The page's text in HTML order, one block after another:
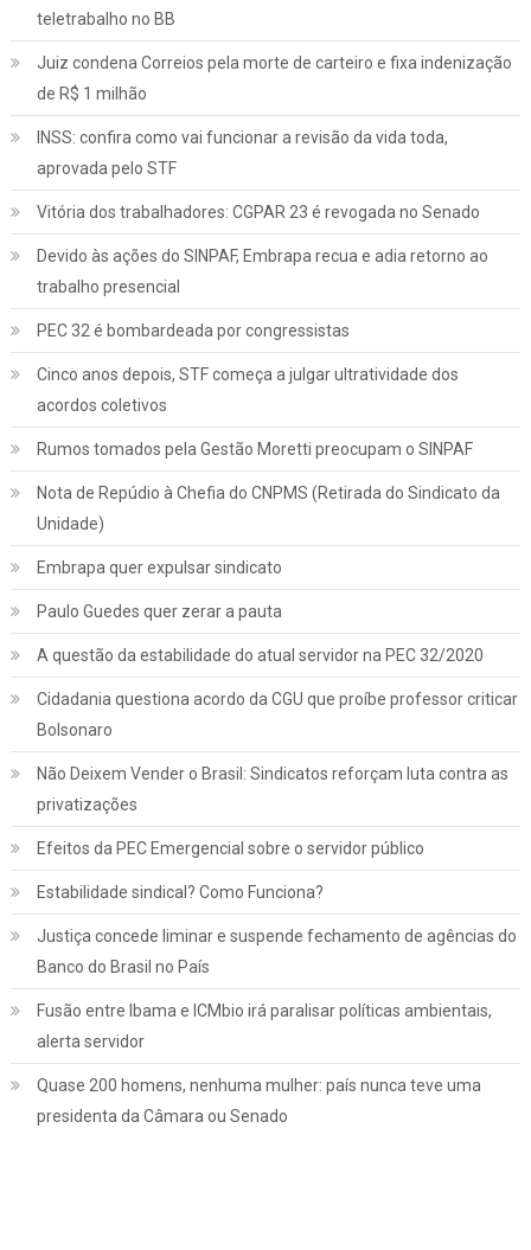
teletrabalho no BB
Juiz condena Correios pela morte de carteiro e fixa indenização
de R$ 1 milhão
INSS: confira como vai funcionar a revisão da vida toda,
aprovada pelo STF
Vitória dos trabalhadores: CGPAR 23 é revogada no Senado
Devido às ações do SINPAF, Embrapa recua e adia retorno ao
trabalho presencial
PEC 32 é bombardeada por congressistas
Cinco anos depois, STF começa a julgar ultratividade dos
acordos coletivos
Rumos tomados pela Gestão Moretti preocupam o SINPAF
Nota de Repúdio à Chefia do CNPMS (Retirada do Sindicato da
Unidade)
Embrapa quer expulsar sindicato
Paulo Guedes quer zerar a pauta
A questão da estabilidade do atual servidor na PEC 32/2020
Cidadania questiona acordo da CGU que proíbe professor criticar
Bolsonaro
Não Deixem Vender o Brasil: Sindicatos reforçam luta contra as
privatizações
Efeitos da PEC Emergencial sobre o servidor público
Estabilidade sindical? Como Funciona?
Justiça concede liminar e suspende fechamento de agências do
Banco do Brasil no País
Fusão entre Ibama e ICMbio irá paralisar políticas ambientais,
alerta servidor
Quase 200 homens, nenhuma mulher: país nunca teve uma
presidenta da Câmara ou Senado
INSS: confira como vai funcionar a
revisão da vida toda, aprovada pelo STF